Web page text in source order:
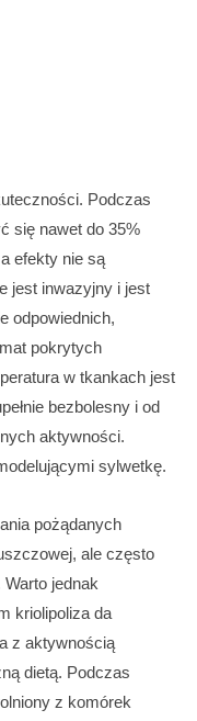
Podczas
się nawet do 35%
efekty nie są
jest inwazyjny i jest
odpowiednich,
pokrytych
w tkankach jest
bezbolesny i od
aktywności.
sylwetkę.
pożądanych
ale często
jednak
kriolipoliza da
z aktywnością
dietą. Podczas
z komórek